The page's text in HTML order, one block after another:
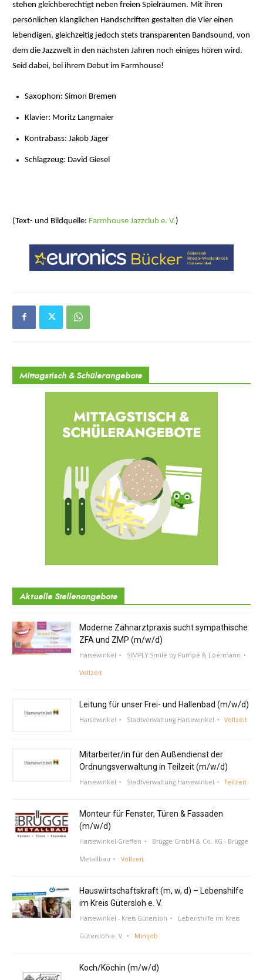
stehen gleichberechtigt neben freien Spielräumen. Mit ihren
persönlichen klanglichen Handschriften gestalten die Vier einen
lebendigen, gleichzeitig jedoch stets transparenten Bandsound, von
dem die Jazzwelt in den nächsten Jahren noch einiges hören wird.
Seid dabei, bei ihrem Debut im Farmhouse!
Saxophon: Simon Bremen
Klavier: Moritz Langmaier
Kontrabass: Jakob Jäger
Schlagzeug: David Giesel
(Text- und Bildquelle: Farmhouse Jazzclub e. V.)
Mittagstisch & Schülerangebote
Aktuelle Stellenangebote
Moderne Zahnarztpraxis sucht sympathische
ZFA und ZMP (m/w/d)
Harsewinkel SIMPLY Smile by Pumpe & Loermann
Vollzeit
Leitung für unser Frei- und Hallenbad (m/w/d)
Harsewinkel Stadtverwaltung Harsewinkel Vollzeit
Mitarbeiter/in für den Außendienst der
Ordnungsverwaltung in Teilzeit (m/w/d)
Harsewinkel Stadtverwaltung Harsewinkel Teilzeit
Monteur für Fenster, Türen & Fassaden
(m/w/d)
Harsewinkel-Greffen Brügge GmbH & Co. KG - Brügge
Metallbau Vollzeit
Hauswirtschaftskraft (m, w, d) – Lebenshilfe
im Kreis Gütersloh e. V.
Harsewinkel - Kreis Gütersloh Lebenshilfe im Kreis
Gütersloh e. V. Minijob
Koch/Köchin (m/w/d)